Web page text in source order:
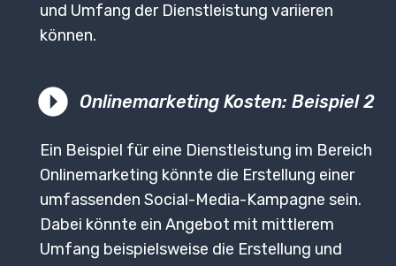
und Umfang der Dienstleistung variieren
können.
Onlinemarketing Kosten: Beispiel 2
Ein Beispiel für eine Dienstleistung im Bereich
Onlinemarketing könnte die Erstellung einer
umfassenden Social-Media-Kampagne sein.
Dabei könnte ein Angebot mit mittlerem
Umfang beispielsweise die Erstellung und